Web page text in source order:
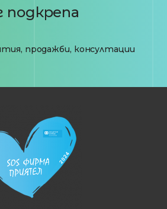
продажби, консултации